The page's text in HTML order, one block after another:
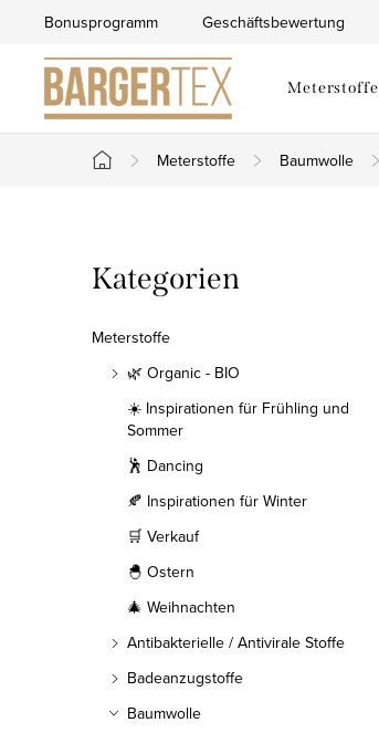
springen
Bonusprogramm Geschäftsbewertung
Meterstoffe
Startseite
Meterstoffe Baumwolle
e
i
Kategorien
überspringen
Kategorien
Meterstoffe
🌿 Organic - BIO
☀️ Inspirationen für Frühling und
Sommer
🕺 Dancing
🍂 Inspirationen für Winter
🛒 Verkauf
🐣 Ostern
🎄 Weihnachten
Antibakterielle / Antivirale Stoffe
Badeanzugstoffe
Baumwolle